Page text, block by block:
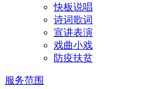
快板说唱
诗词歌词
宣讲表演
戏曲小戏
防疫扶贫
服务范围